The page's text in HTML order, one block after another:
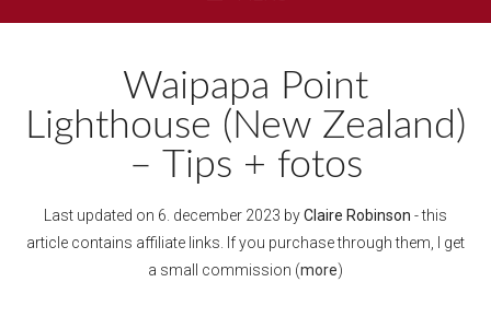
Waipapa Point
Lighthouse (New Zealand)
– Tips + fotos
Last updated on 6. december 2023 byClaire Robinson - this
article contains affiliate links. If you purchase through them, I get
a small commission (more)